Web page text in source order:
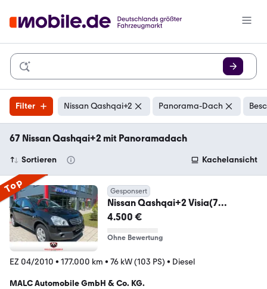
Filter Nissan Qashqai+2 Panorama-Dach
67 Nissan Qashqai+2 mit Panoramadach
Sortieren Kachelansicht
Top Gesponsert
Nissan Qashqai+2 Visia(7
Sitzer/AHK/Kein Tüv !
4.500 €
Ohne Bewertung
EZ 04/2010 • 177.000 km • 76 kW (103 PS) • Diesel
MALC Automobile GmbH & Co. KG.